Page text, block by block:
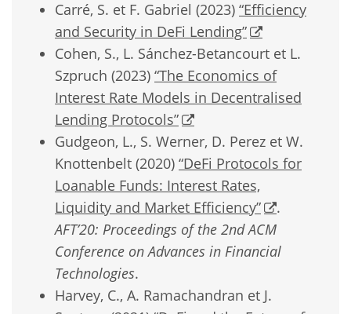
Carré, S. et F. Gabriel (2023) “Efficiency
and Security in DeFi Lending”
Cohen, S., L. Sánchez-Betancourt et L.
Szpruch (2023) “The Economics of
Interest Rate Models in Decentralised
Lending Protocols”
Gudgeon, L., S. Werner, D. Perez et W.
Knottenbelt (2020) “DeFi Protocols for
Loanable Funds: Interest Rates,
Liquidity and Market Efficiency”
.
AFT’20: Proceedings of the 2nd ACM
Conference on Advances in Financial
Technologies.
Harvey, C., A. Ramachandran et J.